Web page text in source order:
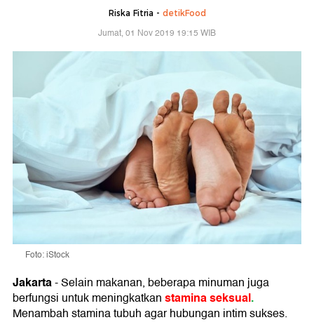
Riska Fitria - detikFood
Jumat, 01 Nov 2019 19:15 WIB
Foto: iStock
Jakarta- Selain makanan, beberapa minuman juga
berfungsi untuk meningkatkanstamina seksual.
Menambah stamina tubuh agar hubungan intim sukses.